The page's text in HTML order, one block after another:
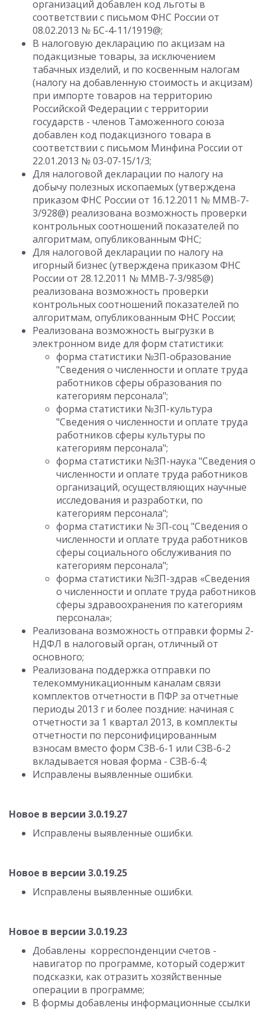
организаций добавлен код льготы в
соответствии с письмом ФНС России от
08.02.2013 № БС-4-11/1919@;
В налоговую декларацию по акцизам на
подакцизные товары, за исключением
табачных изделий, и по косвенным налогам
(налогу на добавленную стоимость и акцизам)
при импорте товаров на территорию
Российской Федерации с территории
государств - членов Таможенного союза
добавлен код подакцизного товара в
соответствии с письмом Минфина России от
22.01.2013 № 03-07-15/1/3;
Для налоговой декларации по налогу на
добычу полезных ископаемых (утверждена
приказом ФНС России от 16.12.2011 № ММВ-7-
3/928@) реализована возможность проверки
контрольных соотношений показателей по
алгоритмам, опубликованным ФНС;
Для налоговой декларации по налогу на
игорный бизнес (утверждена приказом ФНС
России от 28.12.2011 № ММВ-7-3/985@)
реализована возможность проверки
контрольных соотношений показателей по
алгоритмам, опубликованным ФНС России;
Реализована возможность выгрузки в
электронном виде для форм статистики:
форма статистики №ЗП-образование
"Сведения о численности и оплате труда
работников сферы образования по
категориям персонала";
форма статистики №3П-культура
"Сведения о численности и оплате труда
работников сферы культуры по
категориям персонала";
форма статистики №ЗП-наука "Сведения о
численности и оплате труда работников
организаций, осуществляющих научные
исследования и разработки, по
категориям персонала";
форма статистики № ЗП-соц "Сведения о
численности и оплате труда работников
сферы социального обслуживания по
категориям персонала";
форма статистики №ЗП-здрав «Сведения
о численности и оплате труда работников
сферы здравоохранения по категориям
персонала»;
Реализована возможность отправки формы 2-
НДФЛ в налоговый орган, отличный от
основного;
Реализована поддержка отправки по
телекоммуникационным каналам связи
комплектов отчетности в ПФР за отчетные
периоды 2013 г и более поздние: начиная с
отчетности за 1 квартал 2013, в комплекты
отчетности по персонифицированным
взносам вместо форм СЗВ-6-1 или СЗВ-6-2
вкладывается новая форма - СЗВ-6-4;
Исправлены выявленные ошибки.
Новое в версии 3.0.19.27
Исправлены выявленные ошибки.
Новое в версии 3.0.19.25
Исправлены выявленные ошибки.
Новое в версии 3.0.19.23
Добавлены корреспонденции счетов -
навигатор по программе, который содержит
подсказки, как отразить хозяйственные
операции в программе;
В формы добавлены информационные ссылки